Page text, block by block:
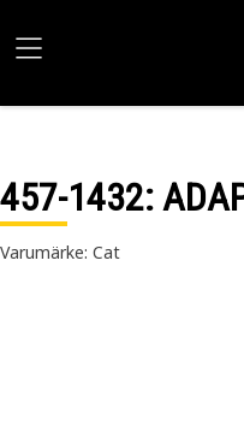
457-1432:
Varumärke: Cat